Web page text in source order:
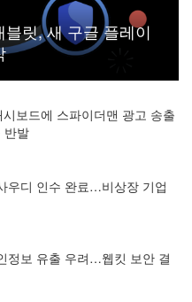
릿, 새 구글 플레이
보드에 스파이더맨 광고 송출
발
우디 인수 완료…비상장 기업
정보 유출 우려…웹킷 보안 결